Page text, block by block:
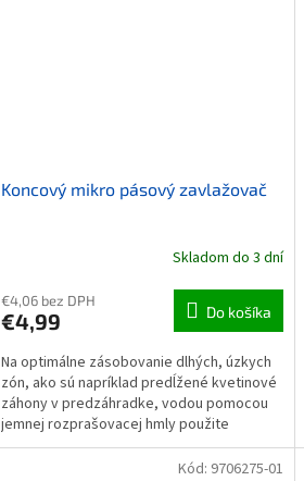
Koncový mikro pásový zavlažovač
Skladom do 3 dní
€4,06 bez DPH
€4,99 Do košíka
Na optimálne zásobovanie dlhých, úzkych
zón, ako sú napríklad predĺžené kvetinové
záhony v predzáhradke, vodou pomocou
jemnej rozprašovacej hmly použite
koncový mikro pásový...
Kód: 9706275-01